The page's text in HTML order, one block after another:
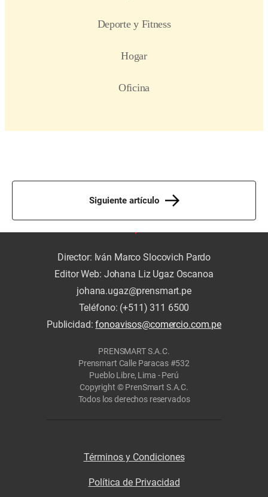
Siguiente artículo
Director: Iván Marco Slocovich Pardo
Editor Web: Johana Liz Ugaz Oscanoa
johana.ugaz@prensmart.pe
Teléfono: (+511) 311 6500
Publicidad:fonoavisos@comercio.com.pe
PRENSMART S.A.C.
Prensmart Calle Paracas #532
Pueblo Libre, Lima - Perú
Copyright © PrenSmart S.A.C.
Todos los derechos reservados
Términos y Condiciones
Política de Privacidad